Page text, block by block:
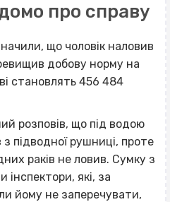
про справу
що чоловік наловив
добову норму на
становлять 456 484
розповів, що під водою
підводної рушниці, проте
раків не ловив. Сумку з
інспектори, які, за
йому не заперечувати,